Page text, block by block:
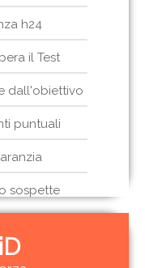
h24
il Test
dall'obiettivo
puntuali
sospette